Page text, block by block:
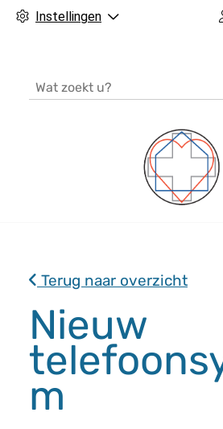
Instellingen
f
d
m
e
n
u
Terug naar overzicht
Nieuw
m